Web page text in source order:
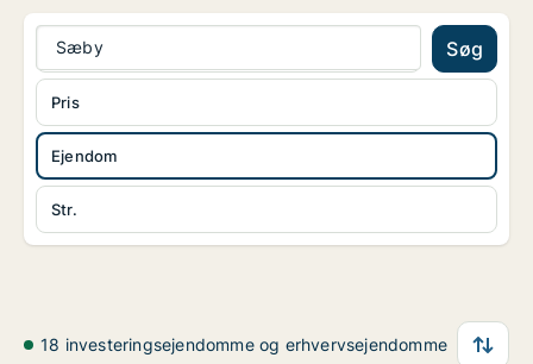
Sæby Søg
Ejendom
Str.
Pris
18 investeringsejendomme og erhvervsejendomme